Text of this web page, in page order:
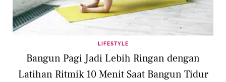
LIFESTYLE
Bangun Pagi Jadi Lebih Ringan dengan
Latihan Ritmik 10 Menit Saat Bangun Tidur